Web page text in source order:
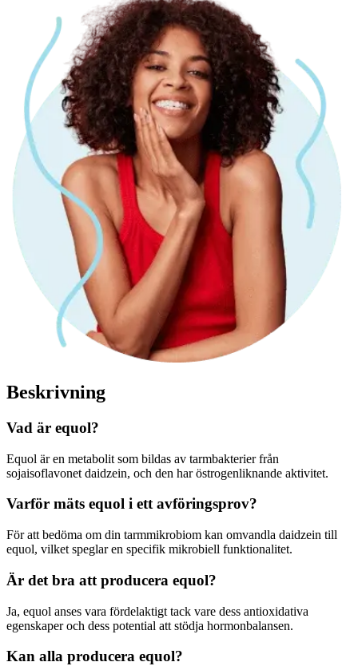
Beskrivning
Vad är equol?
Equol är en metabolit som bildas av tarmbakterier från
sojaisoflavonet daidzein, och den har östrogenliknande aktivitet.
Varför mäts equol i ett avföringsprov?
För att bedöma om din tarmmikrobiom kan omvandla daidzein till
equol, vilket speglar en specifik mikrobiell funktionalitet.
Är det bra att producera equol?
Ja, equol anses vara fördelaktigt tack vare dess antioxidativa
egenskaper och dess potential att stödja hormonbalansen.
Kan alla producera equol?